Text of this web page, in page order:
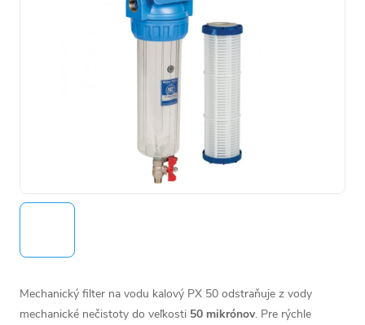
Mechanický filter na vodu kalový PX 50 odstraňuje z vody
mechanické nečistoty do veľkosti 50 mikrónov. Pre rýchle